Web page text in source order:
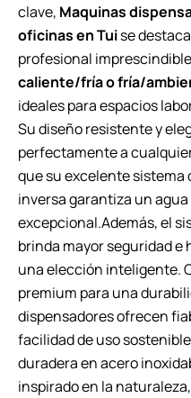
clave, Maquinas
oficinas en Tuise
profesional
caliente/fría o fría/
ideales para espacios
Su diseño resistente y
perfectamente a
que su excelente
inversa garantiza un
excepcional.Además, el
brinda mayor seguridad
una elección inteligente.
premium para una
dispensadores ofrecen
facilidad de uso
duradera en acero
inspirado en la naturaleza,